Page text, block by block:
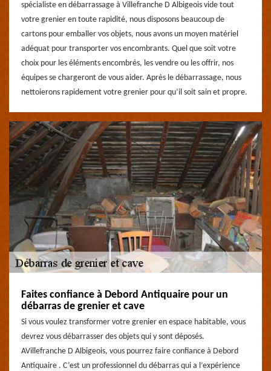
spécialiste en débarrassage à Villefranche D Albigeois vide tout
votre grenier en toute rapidité, nous disposons beaucoup de
cartons pour emballer vos objets, nous avons un moyen matériel
adéquat pour transporter vos encombrants. Quel que soit votre
choix pour les éléments encombrés, les vendre ou les offrir, nos
équipes se chargeront de vous aider. Après le débarrassage, nous
nettoierons rapidement votre grenier pour qu’il soit sain et propre.
Faites confiance à Debord Antiquaire pour un
débarras de grenier et cave
Si vous voulez transformer votre grenier en espace habitable, vous
devrez vous débarrasser des objets qui y sont déposés.
AVillefranche D Albigeois, vous pourrez faire confiance à Debord
Antiquaire . C’est un professionnel du débarras qui a l’expérience